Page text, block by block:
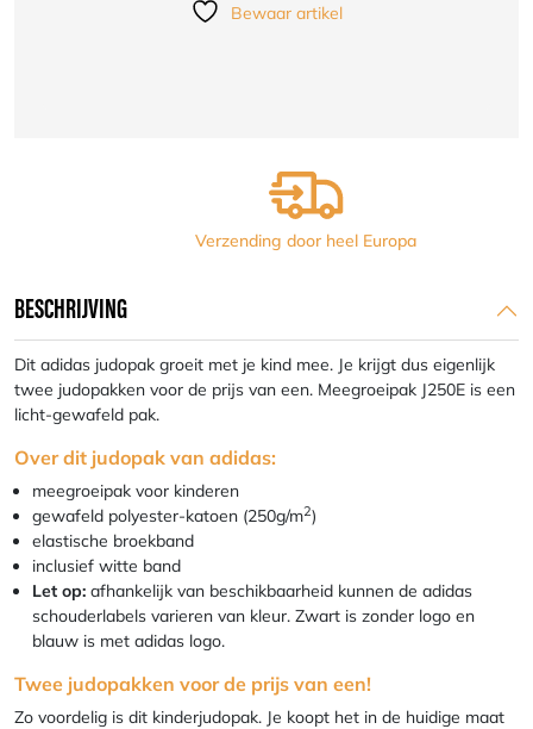
Bewaar artikel
Verzending door heel Europa
BESCHRIJVING
Dit adidas judopak groeit met je kind mee. Je krijgt dus eigenlijk
twee judopakken voor de prijs van een. Meegroeipak J250E is een
licht-gewafeld pak.
Over dit judopak van adidas:
meegroeipak voor kinderen
gewafeld polyester-katoen (250g/m2)
elastische broekband
inclusief witte band
Let op: afhankelijk van beschikbaarheid kunnen de adidas
schouderlabels varieren van kleur. Zwart is zonder logo en
blauw is met adidas logo.
Twee judopakken voor de prijs van een!
Zo voordelig is dit kinderjudopak. Je koopt het in de huidige maat